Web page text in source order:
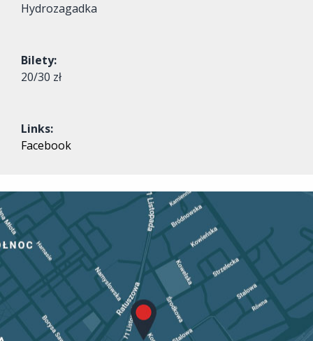
Hydrozagadka
Bilety:
20/30 zł
Links:
Facebook